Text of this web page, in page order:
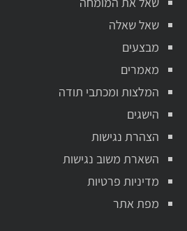
שאל שאלה
מבצעים
מאמרים
המלצות ומכתבי תודה
הישגים
הצהרת נגישות
השארת משוב נגישות
מדיניות פרטיות
מפת אתר